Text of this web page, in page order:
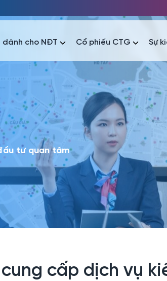
tin giao dịch Công bố thông tin Sự kiện
dành cho NĐT Cổ phiếu CTG Sự
tin giao dịch Công bố thông tin
tư quan tâm
cấp dịch vụ